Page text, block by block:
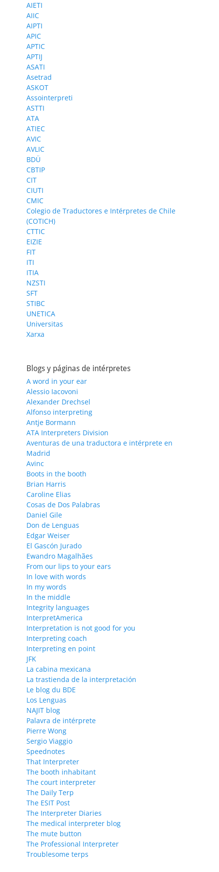
AIETI
AIIC
AIPTI
APIC
APTIC
APTIJ
ASATI
Asetrad
ASKOT
Assointerpreti
ASTTI
ATA
ATIEC
AVIC
AVLIC
BDÜ
CBTIP
CIT
CIUTI
CMIC
Colegio de Traductores e Intérpretes de Chile
(COTICH)
CTTIC
EIZIE
FIT
ITI
ITIA
NZSTI
SFT
STIBC
UNETICA
Universitas
Xarxa
Blogs y páginas de intérpretes
A word in your ear
Alessio Iacovoni
Alexander Drechsel
Alfonso interpreting
Antje Bormann
ATA Interpreters Division
Aventuras de una traductora e intérprete en
Madrid
Avinc
Boots in the booth
Brian Harris
Caroline Elias
Cosas de Dos Palabras
Daniel Gile
Don de Lenguas
Edgar Weiser
El Gascón Jurado
Ewandro Magalhães
From our lips to your ears
In love with words
In my words
In the middle
Integrity languages
InterpretAmerica
Interpretation is not good for you
Interpreting coach
Interpreting en point
JFK
La cabina mexicana
La trastienda de la interpretación
Le blog du BDE
Los Lenguas
NAJIT blog
Palavra de intérprete
Pierre Wong
Sergio Viaggio
Speednotes
That Interpreter
The booth inhabitant
The court interpreter
The Daily Terp
The ESIT Post
The Interpreter Diaries
The medical interpreter blog
The mute button
The Professional Interpreter
Troublesome terps